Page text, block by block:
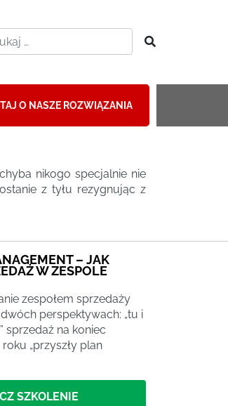
O NASZE ROZWIĄZANIA
nikogo specjalnie nie
z tyłu rezygnując z
– JAK
W ZESPOLE
zespołem sprzedaży
perspektywach: „tu i
sprzedaż na koniec
„przyszły plan
SZKOLENIE